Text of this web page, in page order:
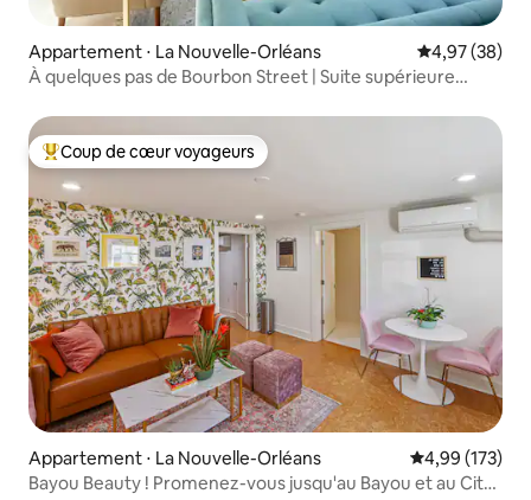
Appartement ⋅ La Nouvelle-Orléans Évaluation
4,97 (38)
À quelques pas de Bourbon Street | Suite supérieure
Coups de cœur voyageurs les plus appréciés
Coup de cœur voyageurs
Appartement ⋅ La Nouvelle-Orléans Évaluation
4,99 (173)
Bayou Beauty ! Promenez-vous jusqu'au Bayou et au City